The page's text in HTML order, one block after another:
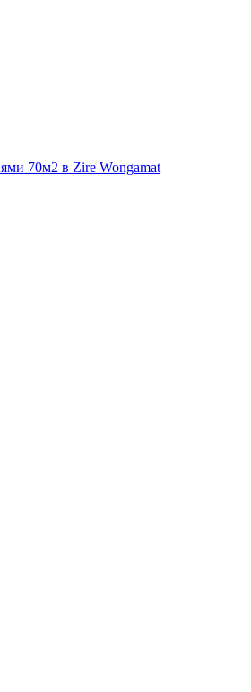
70м2 в Zire Wongamat